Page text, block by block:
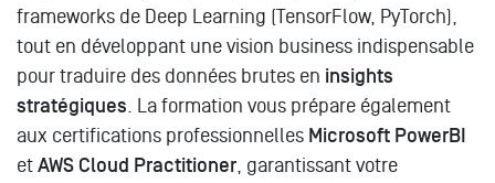
frameworks de Deep Learning (TensorFlow, PyTorch),
tout en développant une vision business indispensable
pour traduire des données brutes en insights
stratégiques. La formation vous prépare également
aux certifications professionnelles Microsoft PowerBI
et AWS Cloud Practitioner, garantissant votre